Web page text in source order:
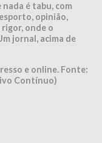
é tabu, com
opinião,
onde o
jornal, acima de
e online. Fonte:
Contínuo)